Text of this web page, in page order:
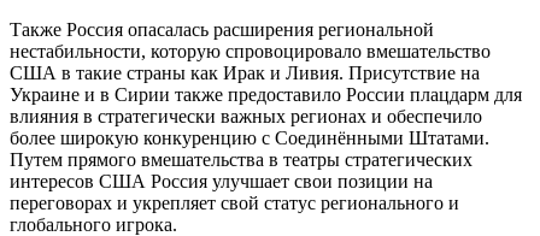
Также Россия опасалась расширения региональной
нестабильности, которую спровоцировало вмешательство
США в такие страны как Ирак и Ливия. Присутствие на
Украине и в Сирии также предоставило России плацдарм для
влияния в стратегически важных регионах и обеспечило
более широкую конкуренцию с Соединёнными Штатами.
Путем прямого вмешательства в театры стратегических
интересов США Россия улучшает свои позиции на
переговорах и укрепляет свой статус регионального и
глобального игрока.